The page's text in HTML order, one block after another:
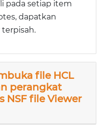
pada setiap item
dapatkan
terpisah.
file HCL
perangkat
NSF file Viewer